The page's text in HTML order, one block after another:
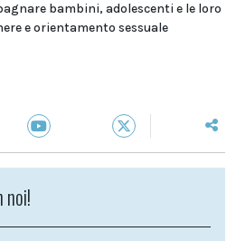
bambini, adolescenti e le loro
e orientamento sessuale
noi!